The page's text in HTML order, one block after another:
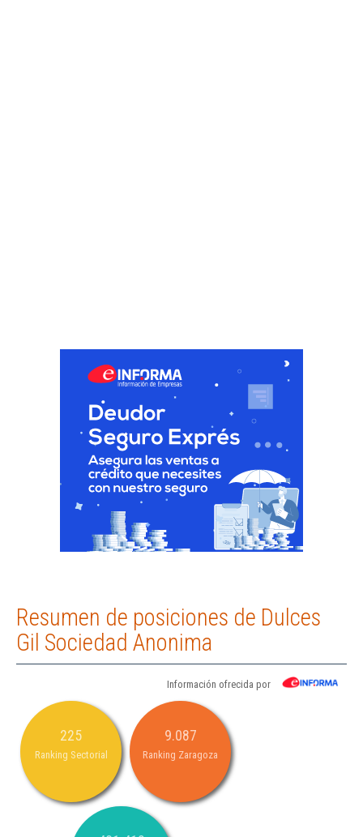
Resumen de posiciones de Dulces
Gil Sociedad Anonima
Información ofrecida por
225
Ranking Sectorial
9.087
Ranking Zaragoza